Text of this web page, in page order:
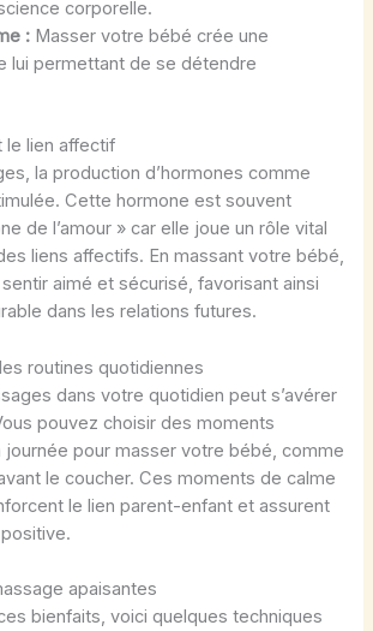
corporelle.
: Masser votre bébé crée une
lui permettant de se détendre
le lien affectif
la production d’hormones comme
Cette hormone est souvent
de l’amour » car elle joue un rôle vital
liens affectifs. En massant votre bébé,
sentir aimé et sécurisé, favorisant ainsi
dans les relations futures.
routines quotidiennes
dans votre quotidien peut s’avérer
pouvez choisir des moments
journée pour masser votre bébé, comme
le coucher. Ces moments de calme
le lien parent-enfant et assurent
apaisantes
bienfaits, voici quelques techniques